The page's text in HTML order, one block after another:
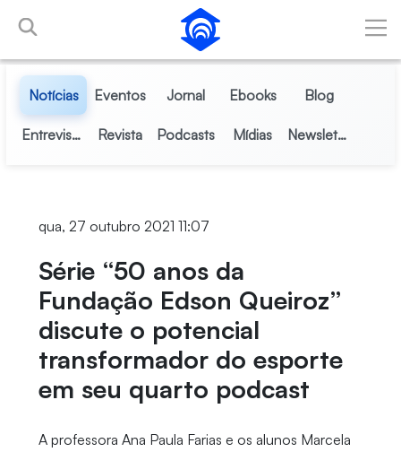
Pular para o Conteúdo principal
Notícias Eventos Jornal Ebooks Blog
Entrevistas Revista Podcasts Mídias Newsletter
qua, 27 outubro 2021 11:07
Série “50 anos da
Fundação Edson Queiroz”
discute o potencial
transformador do esporte
em seu quarto podcast
A professora Ana Paula Farias e os alunos Marcela